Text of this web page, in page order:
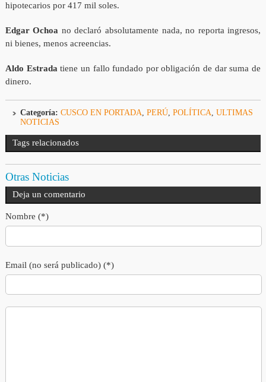
hipotecarios por 417 mil soles.
Edgar Ochoa no declaró absolutamente nada, no reporta ingresos,
ni bienes, menos acreencias.
Aldo Estradatiene un fallo fundado por obligación de dar suma de
dinero.
Categoría: CUSCO EN PORTADA, PERÚ, POLÍTICA, ULTIMAS
NOTICIAS
Tags relacionados
Otras Noticias
Deja un comentario
Nombre (*)
Email (no será publicado) (*)